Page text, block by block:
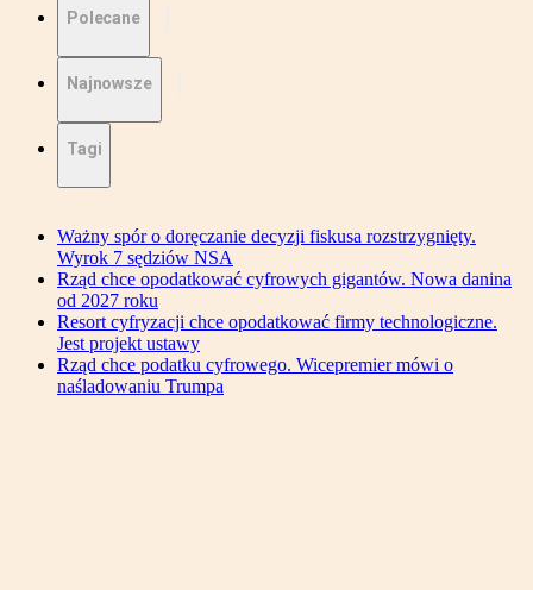
Polecane
Najnowsze
Tagi
Ważny spór o doręczanie decyzji fiskusa rozstrzygnięty.
Wyrok 7 sędziów NSA
Rząd chce opodatkować cyfrowych gigantów. Nowa danina
od 2027 roku
Resort cyfryzacji chce opodatkować firmy technologiczne.
Jest projekt ustawy
Rząd chce podatku cyfrowego. Wicepremier mówi o
naśladowaniu Trumpa